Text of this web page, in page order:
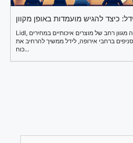
כיצד להגיש מועמדות באופן מקוון
Lidl, רשת מזון מובילה באירופה, מציעה מגוון רחב של מוצרים איכותיים במחירים
נמוכים ביותר. עם מעל 12,000 סניפים ברחבי אירופה, לידל ממשיך להרחיב את
כוח...